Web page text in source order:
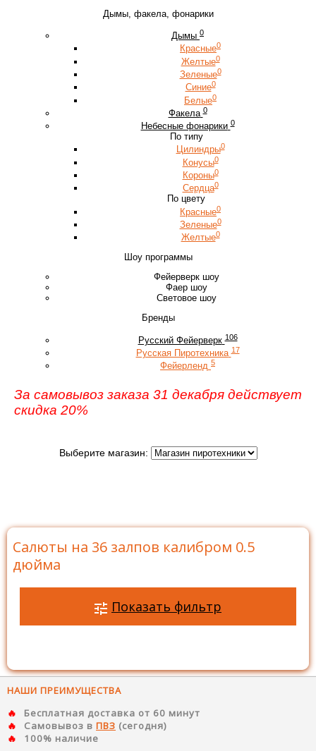
Дымы, факела, фонарики
Дымы 0
Красные0
Желтые0
Зеленые0
Синие0
Белые0
Факела 0
Небесные фонарики 0
По типу
Цилиндры0
Конусы0
Короны0
Сердца0
По цвету
Красные0
Зеленые0
Желтые0
Шоу программы
Фейерверк шоу
Фаер шоу
Световое шоу
Бренды
Русский Фейерверк 106
Русская Пиротехника 17
Фейерленд 5
За самовывоз заказа 31 декабря действует
скидка 20%
Выберите магазин:
Салюты на 36 залпов калибром 0.5
дюйма
Показать фильтр
НАШИ ПРЕИМУЩЕСТВА
Бесплатная доставка от 60 минут
Самовывоз в ПВЗ (сегодня)
100% наличие